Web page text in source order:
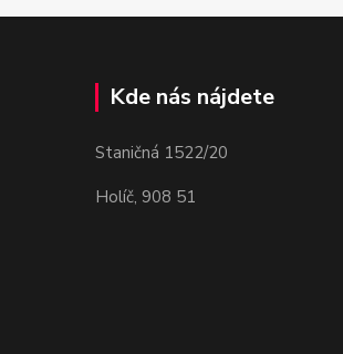
Kde nás nájdete
Staničná 1522/20
Holíč, 908 51